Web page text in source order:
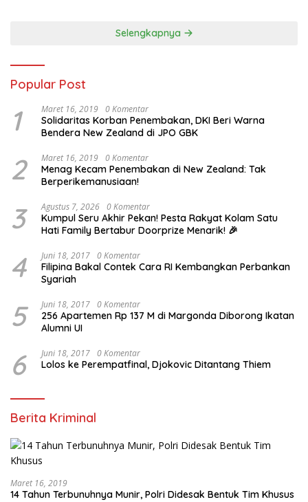
Selengkapnya
Popular Post
1 Maret 16, 2019 0 Komentar
Solidaritas Korban Penembakan, DKI Beri Warna
Bendera New Zealand di JPO GBK
2 Maret 16, 2019 0 Komentar
Menag Kecam Penembakan di New Zealand: Tak
Berperikemanusiaan!
3 Agustus 7, 2026 0 Komentar
Kumpul Seru Akhir Pekan! Pesta Rakyat Kolam Satu
Hati Family Bertabur Doorprize Menarik! 🎉
4 Juni 18, 2017 0 Komentar
Filipina Bakal Contek Cara RI Kembangkan Perbankan
Syariah
5 Juni 18, 2017 0 Komentar
256 Apartemen Rp 137 M di Margonda Diborong Ikatan
Alumni UI
6 Juni 18, 2017 0 Komentar
Lolos ke Perempatfinal, Djokovic Ditantang Thiem
Berita Kriminal
Maret 16, 2019
14 Tahun Terbunuhnya Munir, Polri Didesak Bentuk Tim Khusus